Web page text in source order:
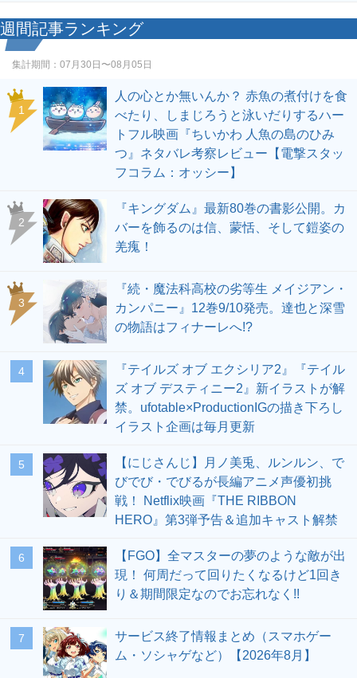
週間記事ランキング
集計期間： 07月30日〜08月05日
1
人の心とか無いんか？ 赤魚の煮付けを食
べたり、しまじろうと泳いだりするハー
トフル映画『ちいかわ 人魚の島のひみ
つ』ネタバレ考察レビュー【電撃スタッ
フコラム：オッシー】
2
『キングダム』最新80巻の書影公開。カ
バーを飾るのは信、蒙恬、そして鎧姿の
羌瘣！
3
『続・魔法科高校の劣等生 メイジアン・
カンパニー』12巻9/10発売。達也と深雪
の物語はフィナーレへ!?
4
『テイルズ オブ エクシリア2』『テイル
ズ オブ デスティニー2』新イラストが解
禁。ufotable×ProductionIGの描き下ろし
イラスト企画は毎月更新
5
【にじさんじ】月ノ美兎、ルンルン、で
びでび・でびるが長編アニメ声優初挑
戦！ Netflix映画『THE RIBBON
HERO』第3弾予告＆追加キャスト解禁
6
【FGO】全マスターの夢のような敵が出
現！ 何周だって回りたくなるけど1回き
り＆期間限定なのでお忘れなく!!
7
サービス終了情報まとめ（スマホゲー
ム・ソシャゲなど）【2026年8月】